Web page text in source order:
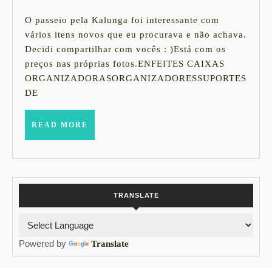
pra
comprar
na
Kalunga
de
O passeio pela Kalunga foi interessante com
vários itens novos que eu procurava e não achava.
Decidi compartilhar com vocês : )Está com os
preços nas próprias fotos.ENFEITES CAIXAS
ORGANIZADORASORGANIZADORESSUPORTES
DE
READ MORE
TRANSLATE
Powered by Translate